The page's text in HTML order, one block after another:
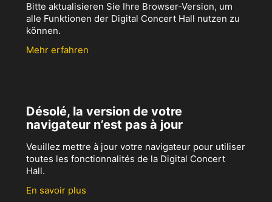
Bitte aktualisieren Sie Ihre Browser-Version, um
alle Funktionen der Digital Concert Hall nutzen zu
können.
Mehr erfahren
Désolé, la version de votre
navigateur n’est pas à jour
Veuillez mettre à jour votre navigateur pour utiliser
toutes les fonctionnalités de la Digital Concert
Hall.
En savoir plus